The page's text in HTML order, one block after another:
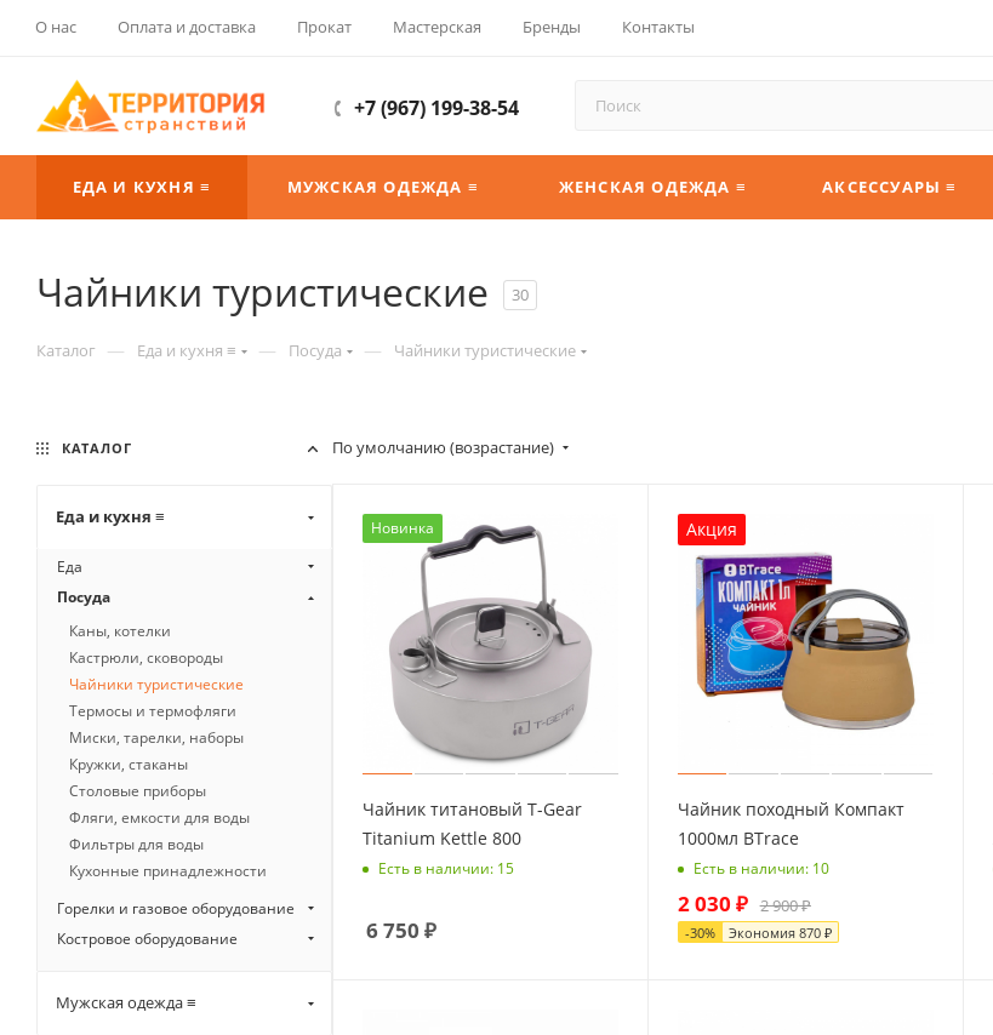
О нас Оплата и доставка Прокат Мастерская Бренды Контакты
+7 (967) 199-38-54
ЕДА И КУХНЯ ≡ МУЖСКАЯ ОДЕЖДА ≡ ЖЕНСКАЯ ОДЕЖДА ≡ АКСЕССУАРЫ ≡
Чайники туристические 30
Каталог — Еда и кухня ≡ — Посуда — Чайники туристические
По умолчанию (возрастание)
Новинка
Чайник титановый T-Gear
Titanium Kettle 800
Есть в наличии: 15
6 750 ₽
Акция
Чайник походный Компакт
1000мл BTrace
Есть в наличии: 10
2 030 ₽ 2 900₽
-30% Экономия 870₽
КАТАЛОГ
Еда и кухня ≡
Еда
Посуда
Каны, котелки
Кастрюли, сковороды
Чайники туристические
Термосы и термофляги
Миски, тарелки, наборы
Кружки, стаканы
Столовые приборы
Фляги, емкости для воды
Фильтры для воды
Кухонные принадлежности
Горелки и газовое оборудование
Костровое оборудование
Мужская одежда ≡